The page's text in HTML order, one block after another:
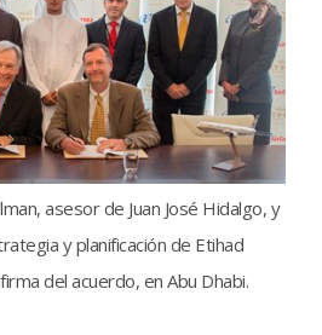
asesor de Juan José Hidalgo, y
y planificación de Etihad
del acuerdo, en Abu Dhabi.